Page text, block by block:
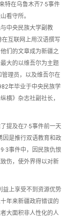
特在乌鲁木齐7·5事件
看守所。
中央民族大学副教
互联网上用汉语撰写
们的文章成为新疆之
大的以维吾尔为主题
管理员，以及维吾尔在
年毕业于中央民族学
横》杂志社副社长，
提及在7·5事件前一天
因是推行双语教育和政
事件中，因民族仇恨
伤，使外界得以对新
益上享受不到资源优势
年来新疆政府错误的
大面积非人性化的人